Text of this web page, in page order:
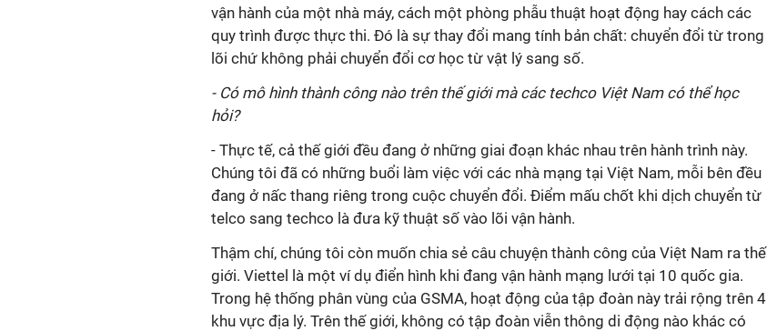
vận hành của một nhà máy, cách một phòng phẫu thuật hoạt động hay cách các
quy trình được thực thi. Đó là sự thay đổi mang tính bản chất: chuyển đổi từ trong
lõi chứ không phải chuyển đổi cơ học từ vật lý sang số.
- Có mô hình thành công nào trên thế giới mà các techco Việt Nam có thể học
hỏi?
- Thực tế, cả thế giới đều đang ở những giai đoạn khác nhau trên hành trình này.
Chúng tôi đã có những buổi làm việc với các nhà mạng tại Việt Nam, mỗi bên đều
đang ở nấc thang riêng trong cuộc chuyển đổi. Điểm mấu chốt khi dịch chuyển từ
telco sang techco là đưa kỹ thuật số vào lõi vận hành.
Thậm chí, chúng tôi còn muốn chia sẻ câu chuyện thành công của Việt Nam ra thế
giới. Viettel là một ví dụ điển hình khi đang vận hành mạng lưới tại 10 quốc gia.
Trong hệ thống phân vùng của GSMA, hoạt động của tập đoàn này trải rộng trên 4
khu vực địa lý. Trên thế giới, không có tập đoàn viễn thông di động nào khác có